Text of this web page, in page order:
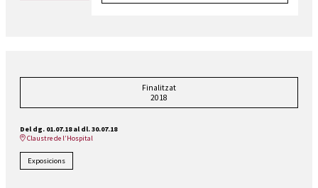
Finalitzat
2018
Del dg. 01.07.18al dl. 30.07.18
Claustre de l’Hospital
Exposicions